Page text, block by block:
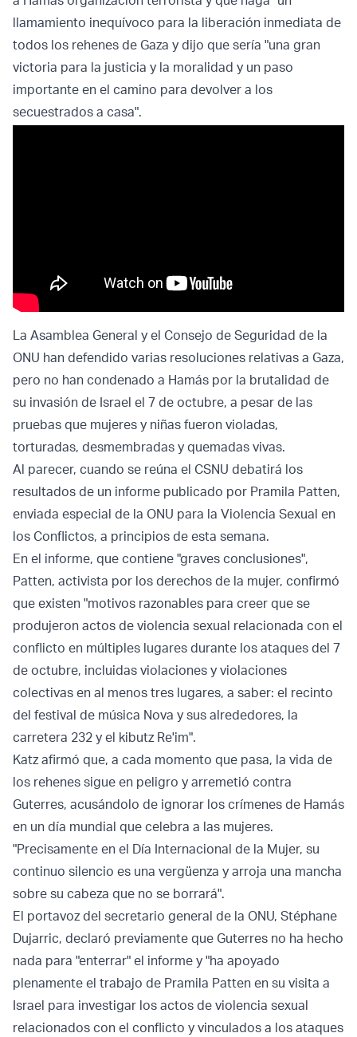
llamamiento inequívoco para la liberación inmediata de
todos los rehenes de Gaza y dijo que sería "una gran
victoria para la justicia y la moralidad y un paso
importante en el camino para devolver a los
secuestrados a casa".
La Asamblea General y el Consejo de Seguridad de la
ONU han defendido varias resoluciones relativas a Gaza,
pero no han condenado a Hamás por la brutalidad de
su invasión de Israel el 7 de octubre, a pesar de las
pruebas que mujeres y niñas fueron violadas,
torturadas, desmembradas y quemadas vivas.
Al parecer, cuando se reúna el CSNU debatirá los
resultados de un informe publicado por Pramila Patten,
enviada especial de la ONU para la Violencia Sexual en
los Conflictos, a principios de esta semana.
En el informe, que contiene "graves conclusiones",
Patten, activista por los derechos de la mujer, confirmó
que existen "motivos razonables para creer que se
produjeron actos de violencia sexual relacionada con el
conflicto en múltiples lugares durante los ataques del 7
de octubre, incluidas violaciones y violaciones
colectivas en al menos tres lugares, a saber: el recinto
del festival de música Nova y sus alrededores, la
carretera 232 y el kibutz Re'im".
Katz afirmó que, a cada momento que pasa, la vida de
los rehenes sigue en peligro y arremetió contra
Guterres, acusándolo de ignorar los crímenes de Hamás
en un día mundial que celebra a las mujeres.
"Precisamente en el Día Internacional de la Mujer, su
continuo silencio es una vergüenza y arroja una mancha
sobre su cabeza que no se borrará".
El portavoz del secretario general de la ONU, Stéphane
Dujarric, declaró previamente que Guterres no ha hecho
nada para "enterrar" el informe y "ha apoyado
plenamente el trabajo de Pramila Patten en su visita a
Israel para investigar los actos de violencia sexual
relacionados con el conflicto y vinculados a los ataques